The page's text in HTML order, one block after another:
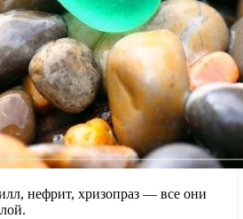
нефрит, хризопраз — все они